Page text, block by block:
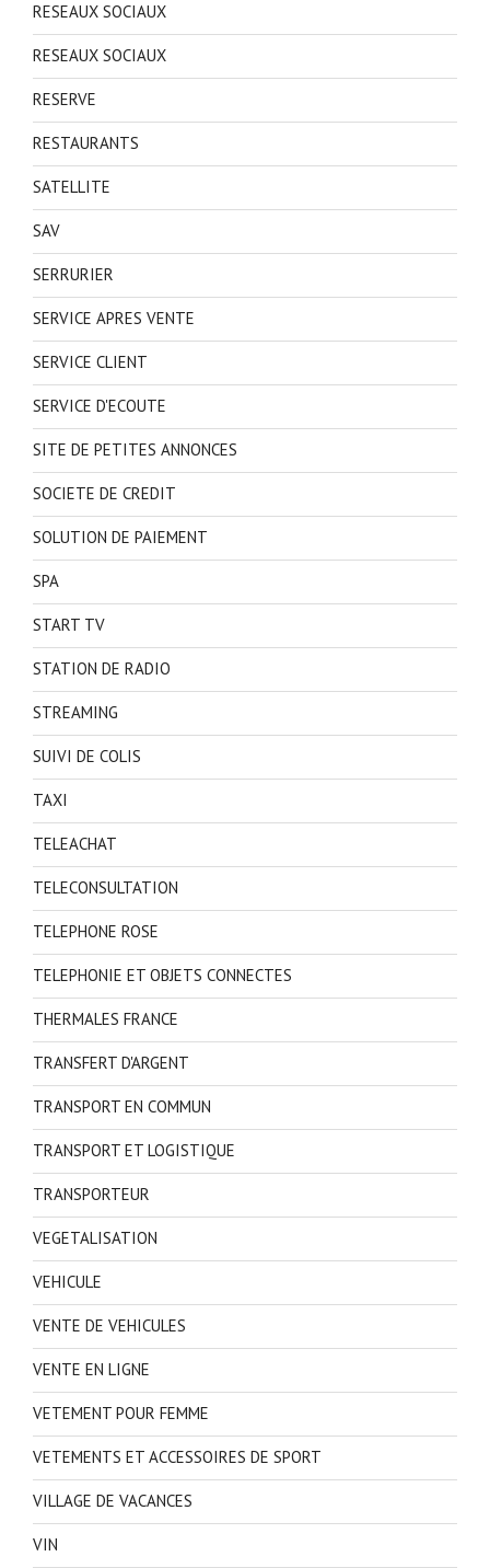
RESEAUX SOCIAUX
RESEAUX SOCIAUX
RESERVE
RESTAURANTS
SATELLITE
SAV
SERRURIER
SERVICE APRES VENTE
SERVICE CLIENT
SERVICE D'ECOUTE
SITE DE PETITES ANNONCES
SOCIETE DE CREDIT
SOLUTION DE PAIEMENT
SPA
START TV
STATION DE RADIO
STREAMING
SUIVI DE COLIS
TAXI
TELEACHAT
TELECONSULTATION
TELEPHONE ROSE
TELEPHONIE ET OBJETS CONNECTES
THERMALES FRANCE
TRANSFERT D'ARGENT
TRANSPORT EN COMMUN
TRANSPORT ET LOGISTIQUE
TRANSPORTEUR
VEGETALISATION
VEHICULE
VENTE DE VEHICULES
VENTE EN LIGNE
VETEMENT POUR FEMME
VETEMENTS ET ACCESSOIRES DE SPORT
VILLAGE DE VACANCES
VIN